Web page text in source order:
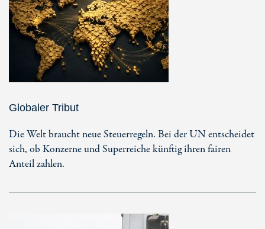
Globaler Tribut
Die Welt braucht neue Steuerregeln. Bei der UN entscheidet
sich, ob Konzerne und Superreiche künftig ihren fairen
Anteil zahlen.